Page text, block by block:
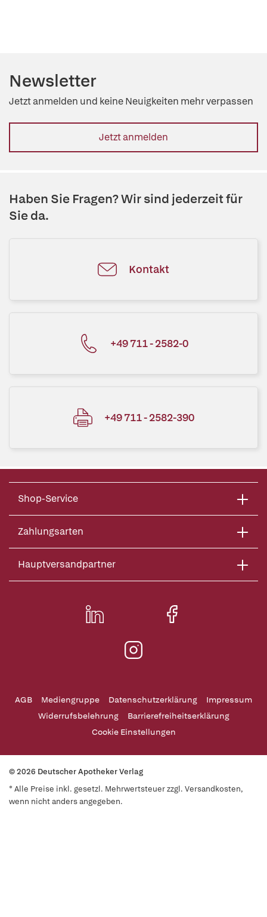
Newsletter
Jetzt anmelden und keine Neuigkeiten mehr verpassen
Jetzt anmelden
Haben Sie Fragen? Wir sind jederzeit für
Sie da.
Kontakt
+49 711 - 2582-0
+49 711 - 2582-390
Shop-Service
Zahlungsarten
Hauptversandpartner
AGB Mediengruppe Datenschutzerklärung
Impressum
Widerrufsbelehrung
Barrierefreiheitserklärung
Cookie Einstellungen
© 2026 Deutscher Apotheker Verlag
* Alle Preise inkl. gesetzl. Mehrwertsteuer zzgl. Versandkosten,
wenn nicht anders angegeben.